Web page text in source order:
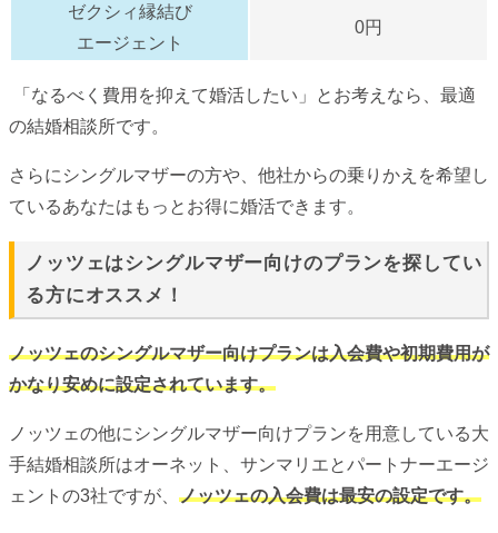
ゼクシィ縁結び
エージェント
0円
「なるべく費用を抑えて婚活したい」とお考えなら、最適
の結婚相談所です。
さらにシングルマザーの方や、他社からの乗りかえを希望し
ているあなたはもっとお得に婚活できます。
ノッツェはシングルマザー向けのプランを探してい
る方にオススメ！
ノッツェのシングルマザー向けプランは入会費や初期費用が
かなり安めに設定されています。
ノッツェの他にシングルマザー向けプランを用意している大
手結婚相談所はオーネット、サンマリエとパートナーエージ
ェントの3社ですが、 ノッツェの入会費は最安の設定です。